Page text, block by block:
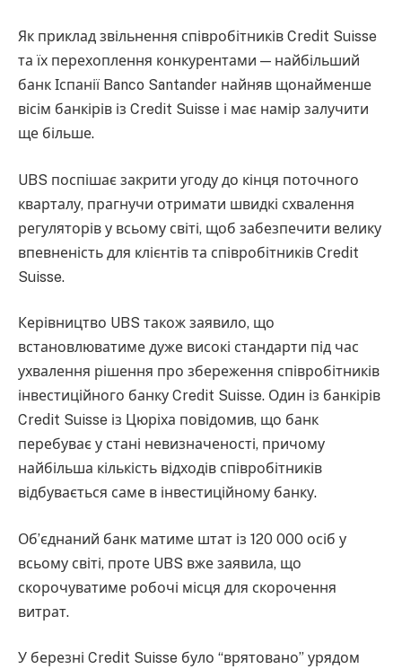
Як приклад звільнення співробітників Credit Suisse
та їх перехоплення конкурентами — найбільший
банк Іспанії Banco Santander найняв щонайменше
вісім банкірів із Credit Suisse і має намір залучити
ще більше.
UBS поспішає закрити угоду до кінця поточного
кварталу, прагнучи отримати швидкі схвалення
регуляторів у всьому світі, щоб забезпечити велику
впевненість для клієнтів та співробітників Credit
Suisse.
Керівництво UBS також заявило, що
встановлюватиме дуже високі стандарти під час
ухвалення рішення про збереження співробітників
інвестиційного банку Credit Suisse. Один із банкірів
Credit Suisse із Цюріха повідомив, що банк
перебуває у стані невизначеності, причому
найбільша кількість відходів співробітників
відбувається саме в інвестиційному банку.
Об’єднаний банк матиме штат із 120 000 осіб у
всьому світі, проте UBS вже заявила, що
скорочуватиме робочі місця для скорочення
витрат.
У березні Credit Suisse було “врятовано” урядом